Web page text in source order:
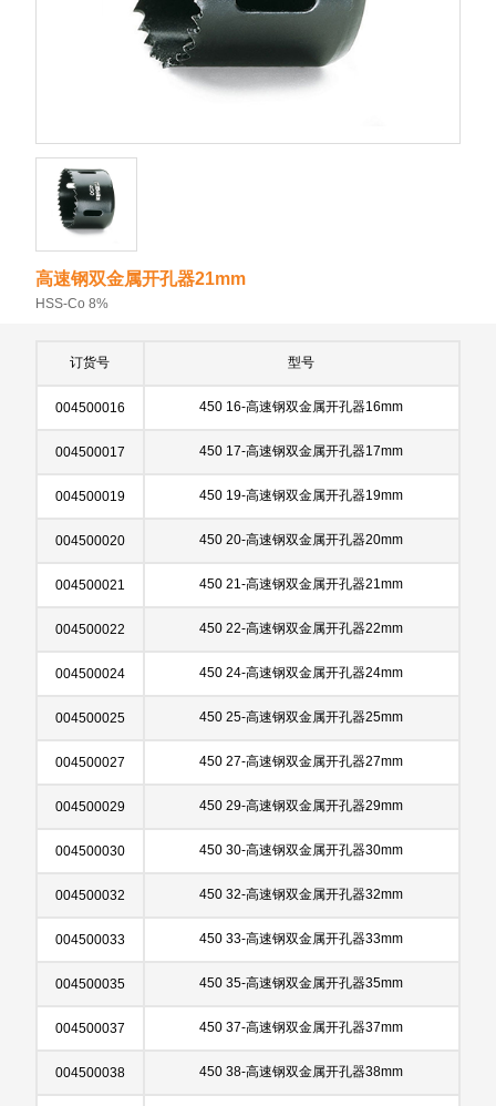
高速钢双金属开孔器21mm
HSS-Co 8%
订货号 型号
004500016 450 16-高速钢双金属开孔器16mm
004500017 450 17-高速钢双金属开孔器17mm
004500019 450 19-高速钢双金属开孔器19mm
004500020 450 20-高速钢双金属开孔器20mm
004500021 450 21-高速钢双金属开孔器21mm
004500022 450 22-高速钢双金属开孔器22mm
004500024 450 24-高速钢双金属开孔器24mm
004500025 450 25-高速钢双金属开孔器25mm
004500027 450 27-高速钢双金属开孔器27mm
004500029 450 29-高速钢双金属开孔器29mm
004500030 450 30-高速钢双金属开孔器30mm
004500032 450 32-高速钢双金属开孔器32mm
004500033 450 33-高速钢双金属开孔器33mm
004500035 450 35-高速钢双金属开孔器35mm
004500037 450 37-高速钢双金属开孔器37mm
004500038 450 38-高速钢双金属开孔器38mm